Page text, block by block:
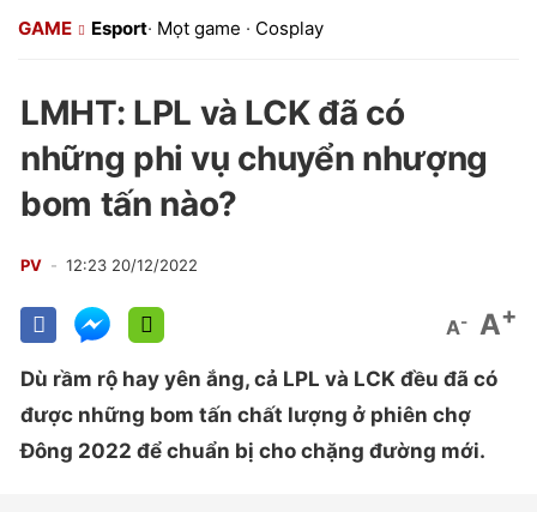
GAME Esport· Mọt game · Cosplay
LMHT: LPL và LCK đã có
những phi vụ chuyển nhượng
bom tấn nào?
PV 12:23 20/12/2022
A- A+
Dù rầm rộ hay yên ắng, cả LPL và LCK đều đã có
được những bom tấn chất lượng ở phiên chợ
Đông 2022 để chuẩn bị cho chặng đường mới.